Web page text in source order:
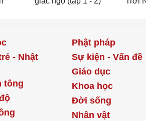
- Nhật
tông
Phật pháp
Sự kiện - Vấn đề
Giáo dục
Khoa học
Đời sống
Nhân vật